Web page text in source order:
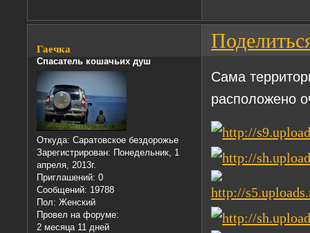
Гаечка
Спасатель кошачьих душ
Откуда: Саратовское бездорожье
Зарегистрирован: Понедельник, 1
апреля, 2013г.
Приглашений: 0
Сообщений: 19788
Пол: Женский
Провел на форуме:
2 месяца 11 дней
Сама
расположено